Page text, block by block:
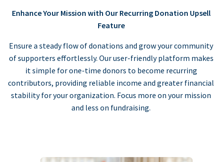
Enhance Your Mission with Our Recurring Donation Upsell
Feature
Ensure a steady flow of donations and grow your community
of supporters effortlessly. Our user-friendly platform makes
it simple for one-time donors to become recurring
contributors, providing reliable income and greater financial
stability for your organization. Focus more on your mission
and less on fundraising.